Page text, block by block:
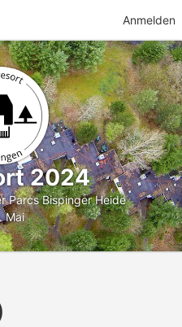
Anmelden
2024
Parcs Bispinger Heide
Mai